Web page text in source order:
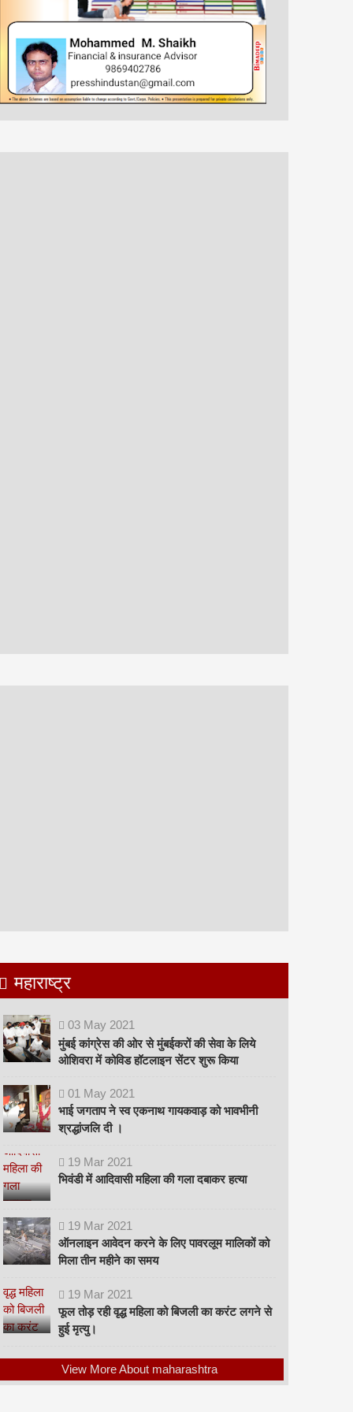
महाराष्ट्र
03 May 2021
मुंबई कांग्रेस की ओर से मुंबईकरों की सेवा के लिये
ओशिवरा में कोविड हॉटलाइन सेंटर शुरू किया
01 May 2021
भाई जगताप ने स्व एकनाथ गायकवाड़ को भावभीनी
श्रद्धांजलि दी ।
19 Mar 2021
भिवंडी में आदिवासी महिला की गला दबाकर हत्या
19 Mar 2021
ऑनलाइन आवेदन करने के लिए पावरलूम मालिकों को
मिला तीन महीने का समय
19 Mar 2021
फूल तोड़ रही वृद्ध महिला को बिजली का करंट लगने से
हुई मृत्यु।
View More About maharashtra